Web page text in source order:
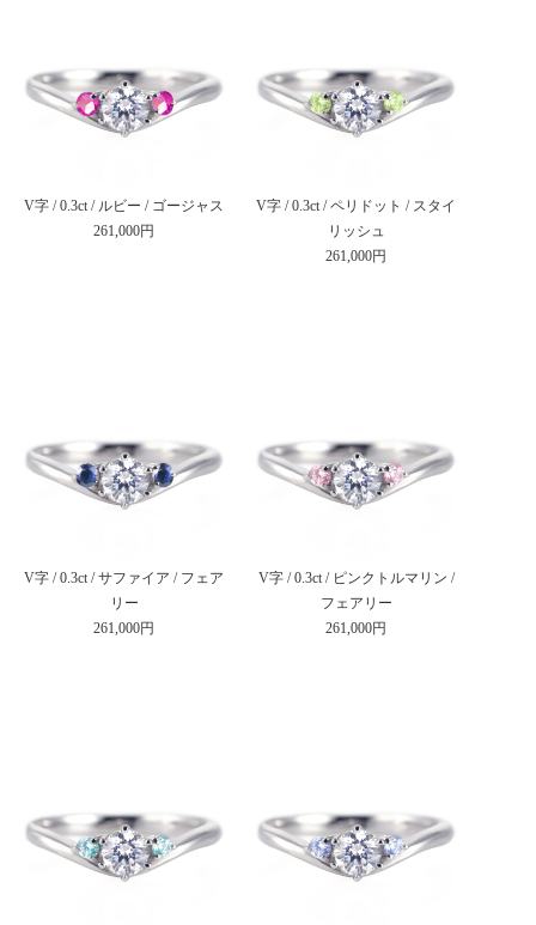
V字 / 0.3ct / ルビー / ゴージャス
261,000円
V字 / 0.3ct / ペリドット / スタイ
リッシュ
261,000円
V字 / 0.3ct / サファイア / フェア
リー
261,000円
V字 / 0.3ct / ピンクトルマリン /
フェアリー
261,000円